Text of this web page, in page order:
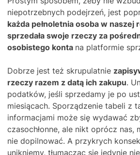
niepotrzebnych podejrzeń, jest
każda pełnoletnia osoba w naszej
sprzedała swoje rzeczy za
osobistego konta na platformie
Dobrze jest też skrupulatnie
rzeczy razem z datą ich zakupu.
podatków, jeśli sprzedamy je po
miesiącach. Sporządzenie tabeli z
informacjami może się wydawać
czasochłonne, ale nikt oprócz nas,
nie dopilnować. A przykrych
unikniemy, tłumacząc się jedynie